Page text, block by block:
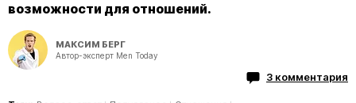
возможности для отношений.
МАКСИМ БЕРГ
Автор-эксперт Men Today
3 комментария